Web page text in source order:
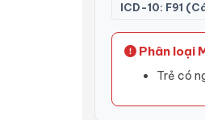
ICD-10: F91
Phân loại
Trẻ có